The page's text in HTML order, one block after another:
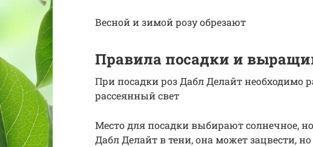
Весной и зимой розу обрезают
Правила посадки и
При посадки роз Дабл Делайт необходимо
рассеянный свет
Место для посадки выбирают солнечное,
Дабл Делайт в тени, она может зацвести,